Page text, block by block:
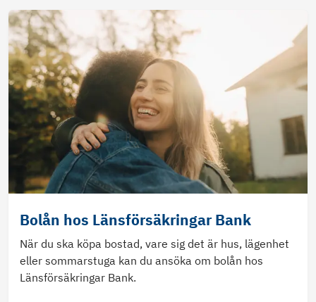
Bolån hos Länsförsäkringar Bank
När du ska köpa bostad, vare sig det är hus, lägenhet
eller sommarstuga kan du ansöka om bolån hos
Länsförsäkringar Bank.